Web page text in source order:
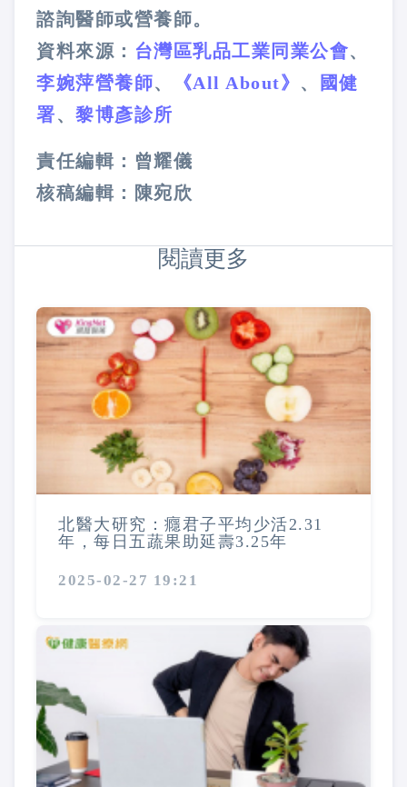
諮詢醫師或營養師。
資料來源： 台灣區乳品工業同業公會、
李婉萍營養師、 《All About》 、
國健
署、 黎博彥診所
責任編輯：曾耀儀
核稿編輯：陳宛欣
閱讀更多
北醫大研究：癮君子平均少活2.31
年，每日五蔬果助延壽3.25年
2025-02-27 19:21